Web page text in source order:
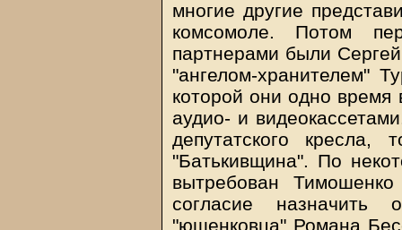
многие другие
комсомоле. Потом
партнерами были
"ангелом-хранителем"
которой они одно время
аудио- и
депутатского
"Батькивщина". По
вытребован
согласие назначить
"ющенковца" Романа